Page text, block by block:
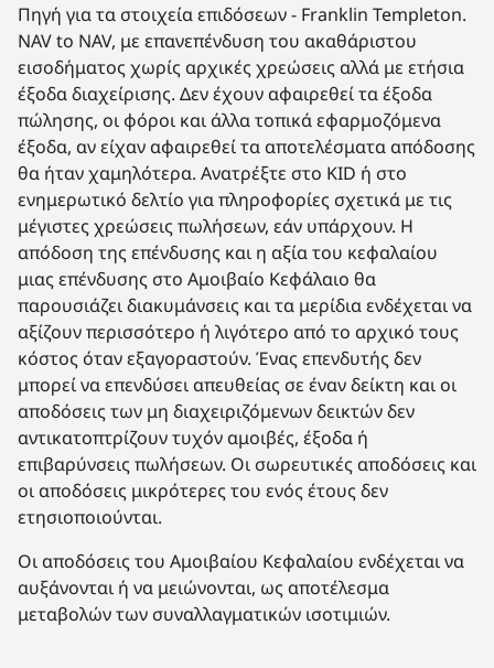
Πηγή για τα στοιχεία επιδόσεων - Franklin Templeton.
NAV to NAV, με επανεπένδυση του ακαθάριστου
εισοδήματος χωρίς αρχικές χρεώσεις αλλά με ετήσια
έξοδα διαχείρισης. Δεν έχουν αφαιρεθεί τα έξοδα
πώλησης, οι φόροι και άλλα τοπικά εφαρμοζόμενα
έξοδα, αν είχαν αφαιρεθεί τα αποτελέσματα απόδοσης
θα ήταν χαμηλότερα. Ανατρέξτε στο KID ή στο
ενημερωτικό δελτίο για πληροφορίες σχετικά με τις
μέγιστες χρεώσεις πωλήσεων, εάν υπάρχουν. Η
απόδοση της επένδυσης και η αξία του κεφαλαίου
μιας επένδυσης στο Αμοιβαίο Κεφάλαιο θα
παρουσιάζει διακυμάνσεις και τα μερίδια ενδέχεται να
αξίζουν περισσότερο ή λιγότερο από το αρχικό τους
κόστος όταν εξαγοραστούν. Ένας επενδυτής δεν
μπορεί να επενδύσει απευθείας σε έναν δείκτη και οι
αποδόσεις των μη διαχειριζόμενων δεικτών δεν
αντικατοπτρίζουν τυχόν αμοιβές, έξοδα ή
επιβαρύνσεις πωλήσεων. Οι σωρευτικές αποδόσεις και
οι αποδόσεις μικρότερες του ενός έτους δεν
ετησιοποιούνται.
Οι αποδόσεις του Αμοιβαίου Κεφαλαίου ενδέχεται να
αυξάνονται ή να μειώνονται, ως αποτέλεσμα
μεταβολών των συναλλαγματικών ισοτιμιών.